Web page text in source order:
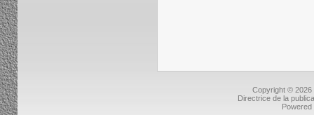
Copyright © 2026
Directrice de la